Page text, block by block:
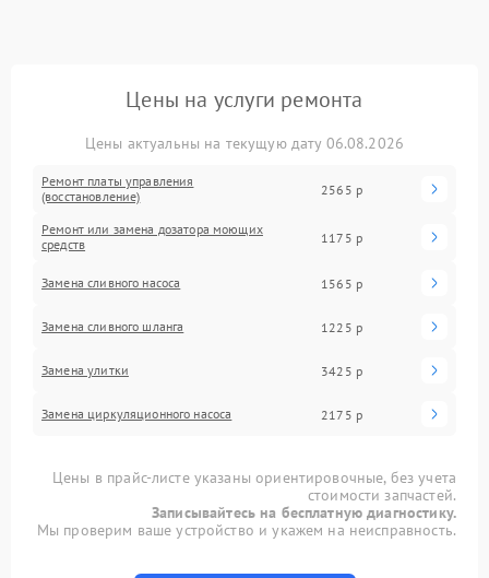
Цены на услуги ремонта
Цены актуальны на текущую дату 06.08.2026
Ремонт платы управления
(восстановление)
2565 р
Ремонт или замена дозатора моющих
средств
1175 р
Замена сливного насоса 1565 р
Замена сливного шланга 1225 р
Замена улитки 3425 р
Замена циркуляционного насоса 2175 р
Цены в прайс-листе указаны ориентировочные, без учета
стоимости запчастей.
Записывайтесь на бесплатную диагностику.
Мы проверим ваше устройство и укажем на неисправность.